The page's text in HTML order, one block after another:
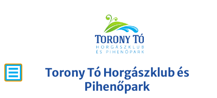
Torony Tó Horgászklub és
Pihenőpark